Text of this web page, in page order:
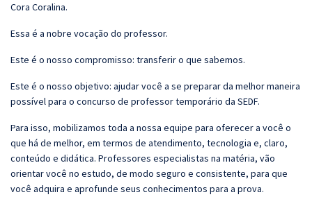
Cora Coralina.
Essa é a nobre vocação do professor.
Este é o nosso compromisso: transferir o que sabemos.
Este é o nosso objetivo: ajudar você a se preparar da melhor maneira
possível para o concurso de professor temporário da SEDF.
Para isso, mobilizamos toda a nossa equipe para oferecer a você o
que há de melhor, em termos de atendimento, tecnologia e, claro,
conteúdo e didática. Professores especialistas na matéria, vão
orientar você no estudo, de modo seguro e consistente, para que
você adquira e aprofunde seus conhecimentos para a prova.